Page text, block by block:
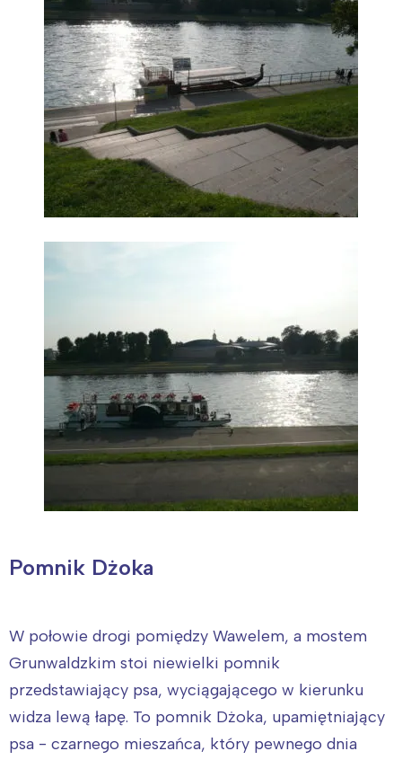
Pomnik Dżoka
W połowie drogi pomiędzy Wawelem, a mostem
Grunwaldzkim stoi niewielki pomnik
przedstawiający psa, wyciągającego w kierunku
widza lewą łapę. To pomnik Dżoka, upamiętniający
psa - czarnego mieszańca, który pewnego dnia